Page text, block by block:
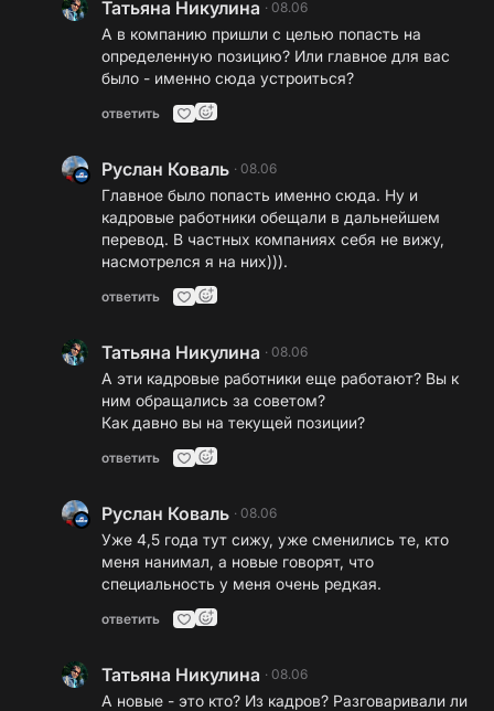
Татьяна Никулина · 08.06
А в компанию пришли с целью попасть на
определенную позицию? Или главное для вас
было - именно сюда устроиться?
ответить
Руслан Коваль · 08.06
Главное было попасть именно сюда. Ну и
кадровые работники обещали в дальнейшем
перевод. В частных компаниях себя не вижу,
насмотрелся я на них))).
ответить
Татьяна Никулина · 08.06
А эти кадровые работники еще работают? Вы к
ним обращались за советом?
Как давно вы на текущей позиции?
ответить
Руслан Коваль · 08.06
Уже 4,5 года тут сижу, уже сменились те, кто
меня нанимал, а новые говорят, что
специальность у меня очень редкая.
ответить
Татьяна Никулина · 08.06
А новые - это кто? Из кадров? Разговаривали ли